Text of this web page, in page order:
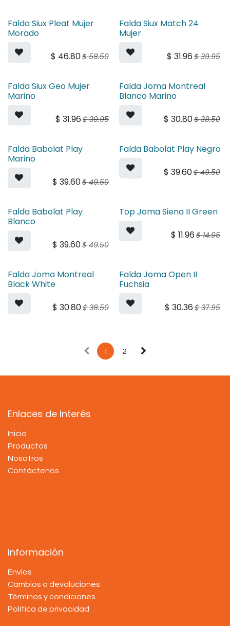
Falda Siux Pleat Mujer
Morado
$ 46.80$58.50
Falda Siux Match 24
Mujer
$ 31.96 $39.95
Falda Siux Geo Mujer
Marino
$ 31.96 $39.95
Falda Joma Montreal
Blanco Marino
$ 30.80$38.50
Falda Babolat Play
Marino
$ 39.60$49.50
Falda Babolat Play Negro
$ 39.60$49.50
Falda Babolat Play
Blanco
$ 39.60$49.50
Top Joma Siena II Green
$ 11.96 $14.95
Falda Joma Montreal
Black White
$ 30.80$38.50
Falda Joma Open II
Fuchsia
$ 30.36 $37.95
1 2
Enlaces de Interés
Inicio
Productos
Nosotros
Contáctenos
Información
Envíos
Cambios o devoluciones
Términos y condiciones
Política de privacidad